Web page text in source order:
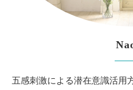
五感刺激による潜在意識活用